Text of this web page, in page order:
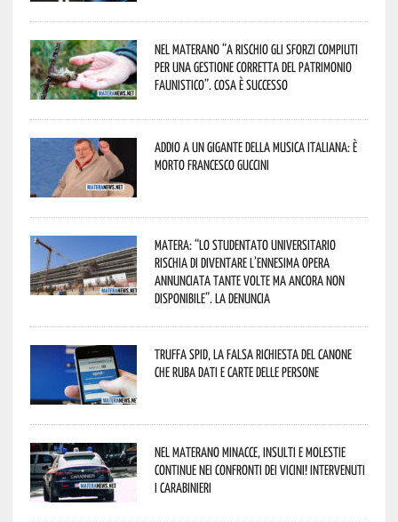
Nel materano “a rischio gli sforzi compiuti
per una gestione corretta del patrimonio
faunistico”. Cosa è successo
Addio a un gigante della musica italiana: è
morto Francesco Guccini
Matera: “Lo studentato universitario
rischia di diventare l’ennesima opera
annunciata tante volte ma ancora non
disponibile”. La denuncia
Truffa Spid, la falsa richiesta del canone
che ruba dati e carte delle persone
Nel materano minacce, insulti e molestie
continue nei confronti dei vicini! Intervenuti
i Carabinieri